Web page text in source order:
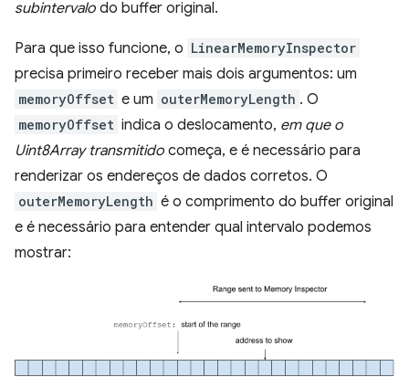
subintervalo do buffer original.
Para que isso funcione, o LinearMemoryInspector
precisa primeiro receber mais dois argumentos: um
memoryOffset e um outerMemoryLength . O
memoryOffset indica o deslocamento, em que o
Uint8Array transmitido começa, e é necessário para
renderizar os endereços de dados corretos. O
outerMemoryLength é o comprimento do buffer original
e é necessário para entender qual intervalo podemos
mostrar: